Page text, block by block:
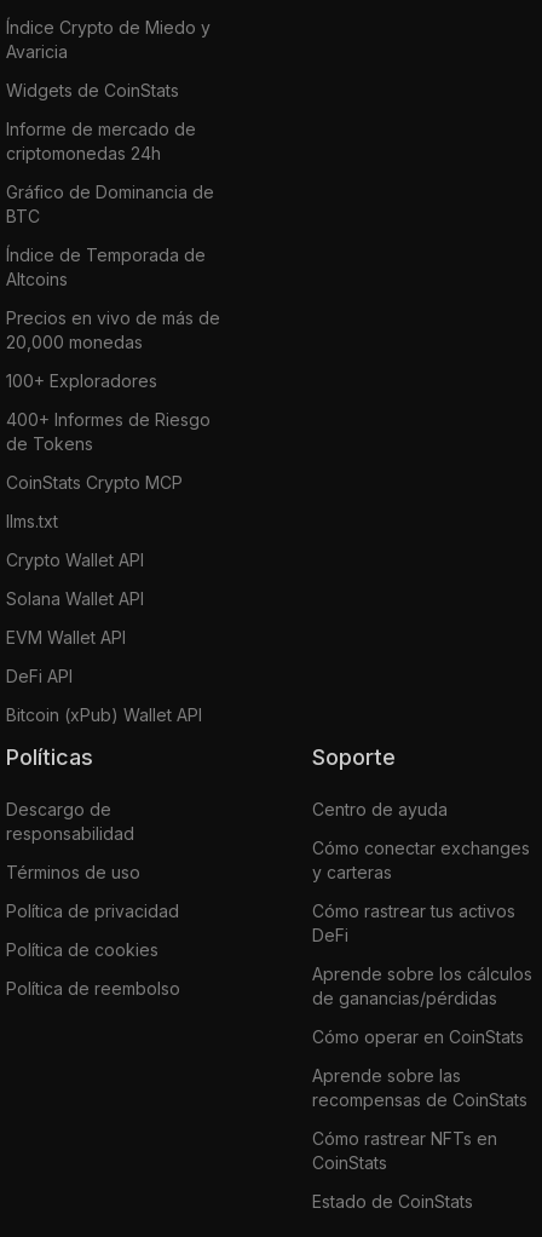
Índice Crypto de Miedo y
Avaricia
Widgets de CoinStats
Informe de mercado de
criptomonedas 24h
Gráfico de Dominancia de
BTC
Índice de Temporada de
Altcoins
Precios en vivo de más de
20,000 monedas
100+ Exploradores
400+ Informes de Riesgo
de Tokens
CoinStats Crypto MCP
llms.txt
Crypto Wallet API
Solana Wallet API
EVM Wallet API
DeFi API
Bitcoin (xPub) Wallet API
Políticas
Descargo de
responsabilidad
Términos de uso
Política de privacidad
Política de cookies
Política de reembolso
Soporte
Centro de ayuda
Cómo conectar exchanges
y carteras
Cómo rastrear tus activos
DeFi
Aprende sobre los cálculos
de ganancias/pérdidas
Cómo operar en CoinStats
Aprende sobre las
recompensas de CoinStats
Cómo rastrear NFTs en
CoinStats
Estado de CoinStats